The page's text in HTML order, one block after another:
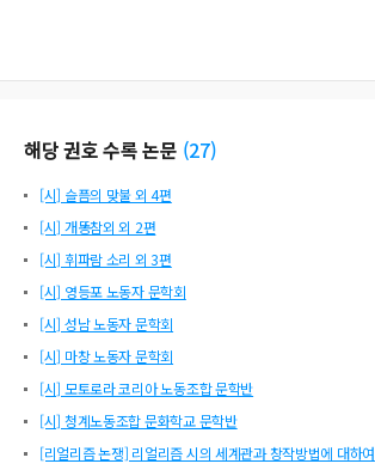
해당 권호 수록 논문 (27)
[시] 슬픔의 맞불 외 4편
[시] 개똥참외 외 2편
[시] 휘파람 소리 외 3편
[시] 영등포 노동자 문학회
[시] 성남 노동자 문학회
[시] 마창 노동자 문학회
[시] 모토로라 코리아 노동조합 문학반
[시] 청계노동조합 문화학교 문학반
[리얼리즘 논쟁] 리얼리즘 시의 세계관과 창작방법에 대하여